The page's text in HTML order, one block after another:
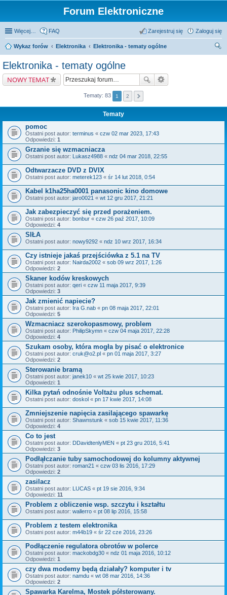
Forum Elektroniczne
Więcej… FAQ Zaloguj się
Zarejestruj się
Wykaz forów Elektronika
Elektronika - tematy ogólne
Elektronika - tematy ogólne
NOWY TEMAT
Tematy: 83 1 2
Tematy
pomoc
Ostatni post autor: terminus « czw 02 mar 2023, 17:43
Odpowiedzi: 1
Grzanie się wzmacniacza
Ostatni post autor: Lukasz4988 « ndz 04 mar 2018, 22:55
Odtwarzacze DVD z DVIX
Ostatni post autor: meterek123 « śr 14 lut 2018, 0:54
Kabel k1ha25ha0001 panasonic kino domowe
Ostatni post autor: jaro0021 « wt 12 gru 2017, 21:21
Jak zabezpieczyć się przed porażeniem.
Ostatni post autor: bonbur « czw 26 paź 2017, 10:09
Odpowiedzi: 4
SIŁA
Ostatni post autor: nowy9292 « ndz 10 wrz 2017, 16:34
Czy istnieje jakaś przejściówka z 5.1 na TV
Ostatni post autor: Nairda2002 « sob 09 wrz 2017, 1:26
Odpowiedzi: 2
Skaner kodów kreskowych
Ostatni post autor: qeri « czw 11 maja 2017, 9:39
Odpowiedzi: 3
Jak zmienić napiecie?
Ostatni post autor: Ira G.nab « pn 08 maja 2017, 22:01
Odpowiedzi: 5
Wzmacniacz szerokopasmowy, problem
Ostatni post autor: PhilipSkymn « czw 04 maja 2017, 22:28
Odpowiedzi: 4
Szukam osoby, która mogła by pisać o elektronice
Ostatni post autor: cruk@o2.pl « pn 01 maja 2017, 3:27
Odpowiedzi: 2
Sterowanie bramą
Ostatni post autor: janek10 « wt 25 kwie 2017, 10:23
Odpowiedzi: 1
Kilka pytań odnośnie Voltażu plus schemat.
Ostatni post autor: doskol « pn 17 kwie 2017, 14:08
Zmniejszenie napięcia zasilającego spawarkę
Ostatni post autor: Shawnstunk « sob 15 kwie 2017, 11:36
Odpowiedzi: 4
Co to jest
Ostatni post autor: DDavidtenlyMEN « pt 23 gru 2016, 5:41
Odpowiedzi: 3
Podłąłczanie tuby samochodowej do kolumny aktywnej
Ostatni post autor: roman21 « czw 03 lis 2016, 17:29
Odpowiedzi: 2
zasilacz
Ostatni post autor: LUCAS « pt 19 sie 2016, 9:34
Odpowiedzi: 11
Problem z obliczenie wsp. szczytu i kształtu
Ostatni post autor: wallerro « pt 08 lip 2016, 15:58
Problem z testem elektronika
Ostatni post autor: m44b19 « śr 22 cze 2016, 23:26
Podłączenie regulatora obrotów w polerce
Ostatni post autor: mackobdg30 « ndz 01 maja 2016, 10:12
Odpowiedzi: 1
czy dwa modemy będą działały? komputer i tv
Ostatni post autor: namdu « wt 08 mar 2016, 14:36
Odpowiedzi: 2
Spawarka Karelma, Mostek półsterowany.